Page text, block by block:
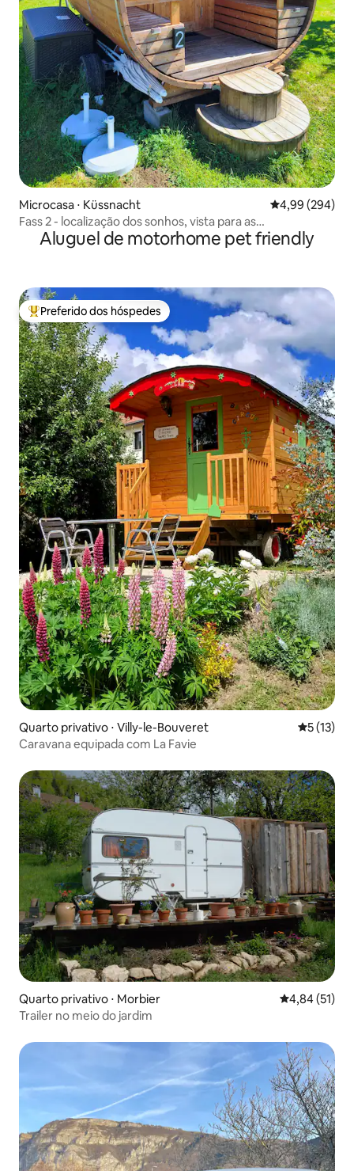
Microcasa ⋅ Küssnacht 4,99 de uma
4,99 (294)
Fass 2 - localização dos sonhos, vista para as
montanhas/lagos/alpacas
Aluguel de motorhome pet friendly
Entre os melhores preferidos dos hóspedes
Preferido dos hóspedes
Quarto privativo ⋅ Villy-le-Bouveret 5 de uma
5 (13)
Caravana equipada com La Favie
Quarto privativo ⋅ Morbier 4,84 de uma
4,84 (51)
Trailer no meio do jardim